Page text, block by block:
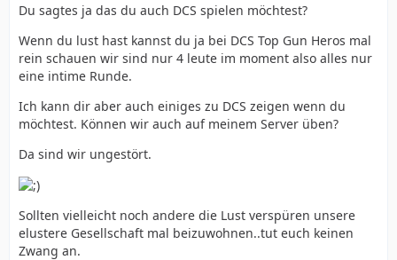
Du sagtes ja das du auch DCS spielen möchtest?
Wenn du lust hast kannst du ja bei DCS Top Gun Heros mal
rein schauen wir sind nur 4 leute im moment also alles nur
eine intime Runde.
Ich kann dir aber auch einiges zu DCS zeigen wenn du
möchtest. Können wir auch auf meinem Server üben?
Da sind wir ungestört.
Sollten vielleicht noch andere die Lust verspüren unsere
elustere Gesellschaft mal beizuwohnen..tut euch keinen
Zwang an.